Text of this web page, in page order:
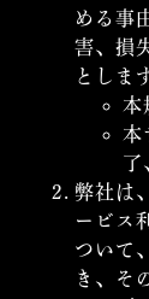
める事
害、損
としま
本
本
了
弊社は
ービス
ついて
き、そ